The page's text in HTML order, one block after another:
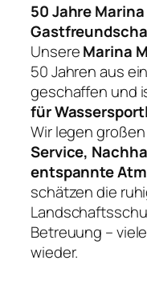
50 Jahre
UnsereMarina
50 Jahren aus
geschaffen und
für
Wir legen
Service,
entspannte
schätzen die
Betreuung –
wieder.